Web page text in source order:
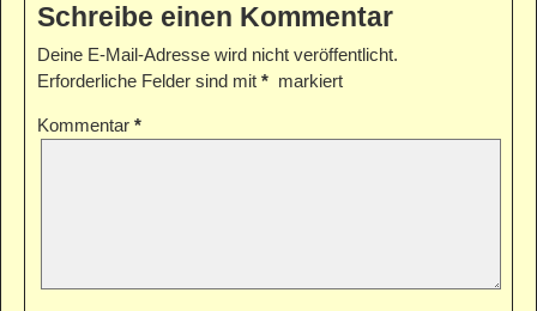
Schreibe einen Kommentar
Deine E-Mail-Adresse wird nicht veröffentlicht.
Erforderliche Felder sind mit * markiert
Kommentar *